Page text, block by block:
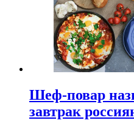
Шеф-повар
завтрак